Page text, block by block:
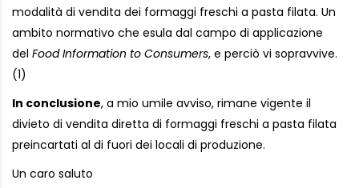
modalità di vendita dei formaggi freschi a pasta filata. Un
ambito normativo che esula dal campo di applicazione
del Food Information to Consumers, e perciò vi sopravvive.
(1)
In conclusione, a mio umile avviso, rimane vigente il
divieto di vendita diretta di formaggi freschi a pasta filata
preincartati al di fuori dei locali di produzione.
Un caro saluto